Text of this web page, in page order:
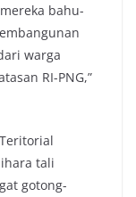
bahu-
warga
RI-PNG,”
tali
gotong-